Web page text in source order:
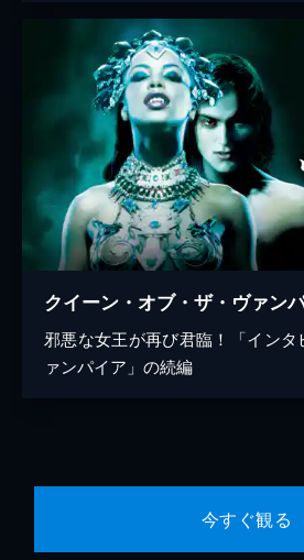
クイーン・オブ・ザ・ヴァン
邪悪な女王が再び君臨！「イン
ァンパイア」の続編
今すぐ観る